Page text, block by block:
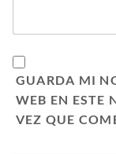
GUARDA MI
WEB EN ESTE
VEZ QUE